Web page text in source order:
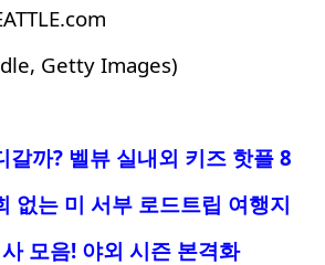
Getty Images)
갈까? 벨뷰 실내외 키즈 핫플 8
없는 미 서부 로드트립 여행지
모음! 야외 시즌 본격화